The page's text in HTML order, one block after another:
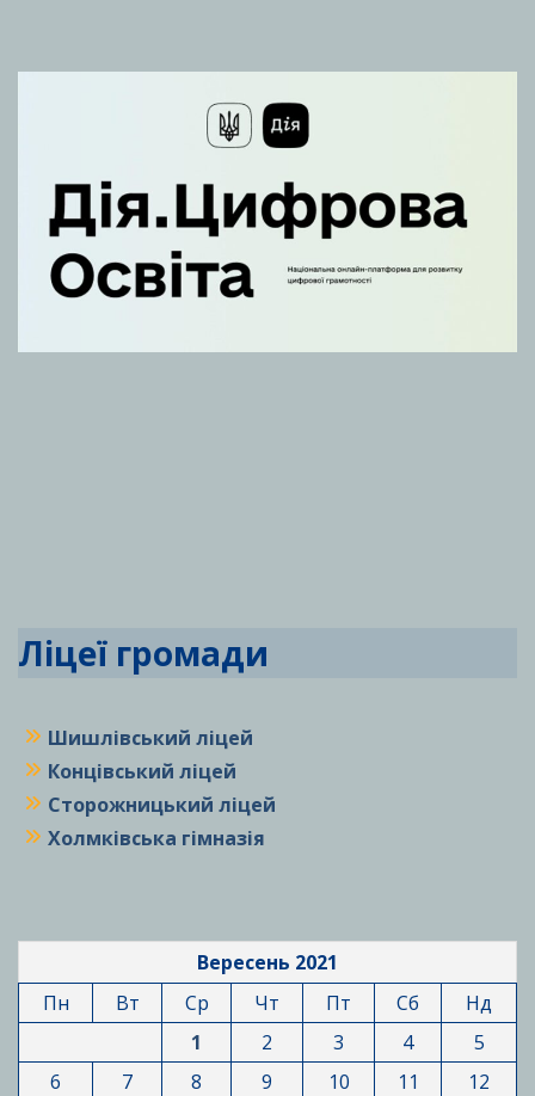
Ліцеї громади
Шишлівський ліцей
Концівський ліцей
Сторожницький ліцей
Холмківська гімназія
Вересень 2021
Пн
Вт Ср Чт Пт Сб
Нд
1
2 3 4
5
6
7 8 9 10 11
12